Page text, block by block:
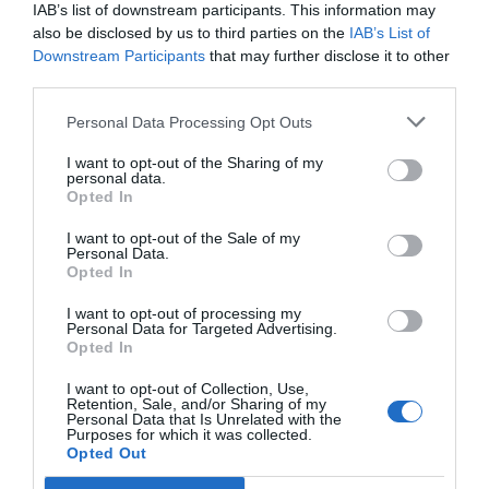
IAB’s list of downstream participants. This information may
also be disclosed by us to third parties on the IAB’s List of
Downstream Participants that may further disclose it to other
Personal Data Processing Opt Outs
I want to opt-out of the Sharing of my
personal data.
Opted In
I want to opt-out of the Sale of my
Personal Data.
Opted In
I want to opt-out of processing my
Personal Data for Targeted Advertising.
Opted In
I want to opt-out of Collection, Use,
Retention, Sale, and/or Sharing of my
Personal Data that Is Unrelated with the
Purposes for which it was collected.
Opted Out
Estigues informat amb les últimes notícies d'actualitat
ACTIVAR ARA
RELACIONADES